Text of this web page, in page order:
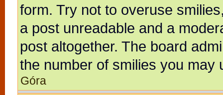
form. Try not to overuse
a post unreadable and a
post altogether. The board
the number of smilies you may
Góra